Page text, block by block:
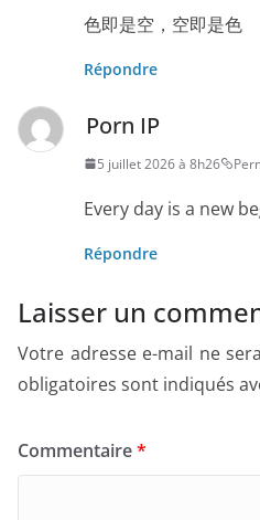
色即是空，空即是色
Répondre
Porn IP
5 juillet 2026 à 8h26
Every day is a new
Répondre
Laisser un
Votre adresse e-mail ne
obligatoires sont indiqués
Commentaire*